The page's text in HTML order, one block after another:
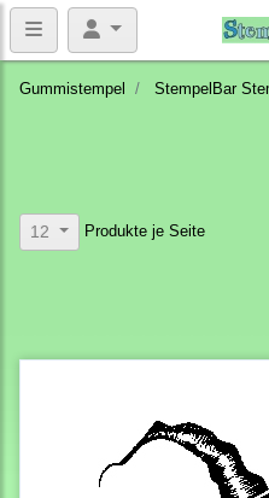
Gummistempel StempelBar
12 Produkte je Seite